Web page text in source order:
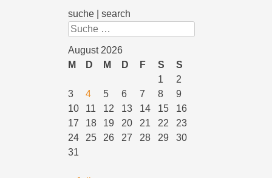
suche | search
Suchen
August 2026
M
D M D F S
S
1
2
3
4 5 6 7 8
9
10
11 12 13 14 15
16
17
18 19 20 21 22
23
24
25 26 27 28 29
30
31